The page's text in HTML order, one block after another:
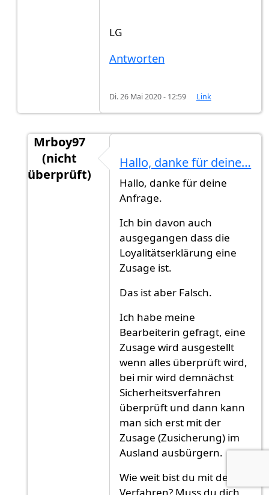
LG
Antworten
Di. 26 Mai 2020 - 12:59 Link
Mrboy97
(nicht
überprüft)
Hast du explizit eine…von
Hallo, danke für deine…
Hallo, danke für deine
Anfrage.
Ich bin davon auch
ausgegangen dass die
Loyalitätserklärung eine
Zusage ist.
Das ist aber Falsch.
Ich habe meine
Bearbeiterin gefragt, eine
Zusage wird ausgestellt
wenn alles überprüft wird,
bei mir wird demnächst
Sicherheitsverfahren
überprüft und dann kann
man sich erst mit der
Zusage (Zusicherung) im
Ausland ausbürgern.
Wie weit bist du mit dem